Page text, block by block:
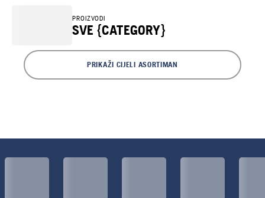
PROIZVODI
SVE {CATEGORY}
PRIKAŽI CIJELI ASORTIMAN